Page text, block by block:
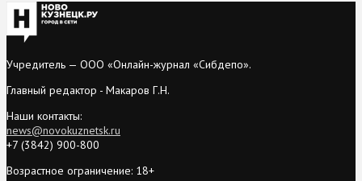
Учредитель — ООО «Онлайн-журнал «Сибдепо».
Главный редактор - Макаров Г.Н.
Наши контакты:
news@novokuznetsk.ru
+7 (3842) 900-800
Возрастное ограничение: 18+